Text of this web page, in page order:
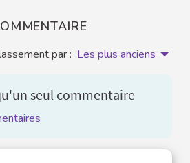
par : Les plus anciens
seul commentaire